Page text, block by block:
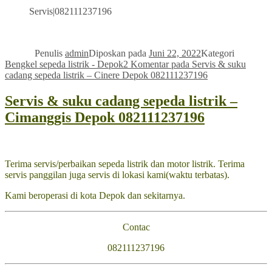
Servis|082111237196
Penulis adminDiposkan pada Juni 22, 2022Kategori
Bengkel sepeda listrik - Depok2 Komentarpada Servis & suku
cadang sepeda listrik – Cinere Depok 082111237196
Servis & suku cadang sepeda listrik –
Cimanggis Depok 082111237196
Terima servis/perbaikan sepeda listrik dan motor listrik. Terima
servis panggilan juga servis di lokasi kami(waktu terbatas).
Kami beroperasi di kota Depok dan sekitarnya.
Contac
082111237196